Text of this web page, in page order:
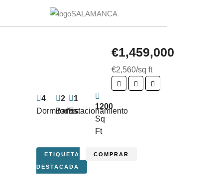
Dormitorios
4
Baños
2
Estacionamiento
1
Sq
Ft
1200
ETIQUETA
DESTACADA
COMPRAR
€1,459,000
€2,560/sq ft